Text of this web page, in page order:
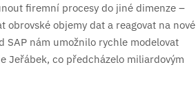
firemní procesy do jiné dimenze –
objemy dat a reagovat na nové
SAP nám umožnilo rychle modelovat
Jeřábek, co předcházelo miliardovým